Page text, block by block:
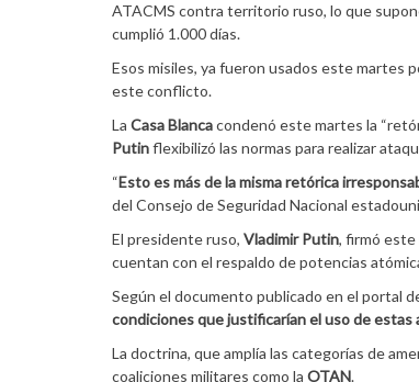
ATACMS contra territorio ruso, lo que
cumplió 1.000 días.
Esos misiles, ya fueron usados este martes
este conflicto.
La Casa Blancacondenó este martes la
Putinflexibilizó las normas para realizar
“Esto es más de la misma retórica
del Consejo de Seguridad Nacional
El presidente ruso, Vladimir Putin, firmó
cuentan con el respaldo de potencias
Según el documento publicado en el portal
condiciones que justificarían el uso de estas
La doctrina, que amplía las categorías de
coaliciones militares como la OTAN.